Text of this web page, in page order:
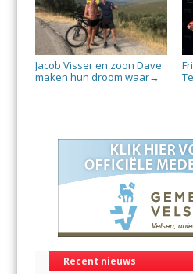
Jacob Visser en zoon Dave
maken hun droom waar→
Recent nieuws